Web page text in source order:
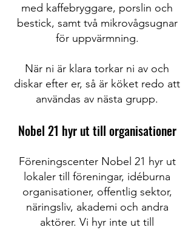
med kaffebryggare, porslin och
bestick, samt två mikrovågsugnar
för uppvärmning.
När ni är klara torkar ni av och
diskar efter er, så är köket redo att
användas av nästa grupp.
Nobel 21 hyr ut till organisationer
Föreningscenter Nobel 21 hyr ut
lokaler till föreningar, idéburna
organisationer, offentlig sektor,
näringsliv, akademi och andra
aktörer. Vi hyr inte ut till